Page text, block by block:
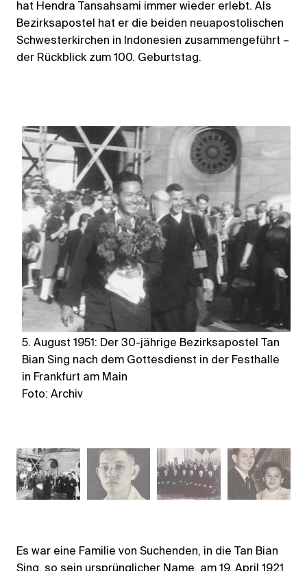
hat Hendra Tansahsami immer wieder erlebt. Als
Bezirksapostel hat er die beiden neuapostolischen
Schwesterkirchen in Indonesien zusammengeführt –
der Rückblick zum 100. Geburtstag.
5. August 1951: Der 30-jährige Bezirksapostel Tan
Bian Sing nach dem Gottesdienst in der Festhalle
in Frankfurt am Main
Foto: Archiv
Es war eine Familie von Suchenden, in die Tan Bian
Sing, so sein ursprünglicher Name, am 19. April 1921